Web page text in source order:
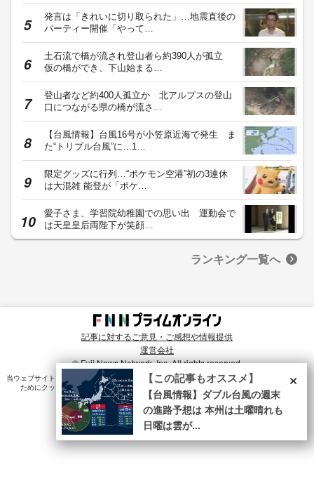
発言は「きれいに切り取られた」…地震直後の
パーティー開催「やって…
土石流で橋が流され登山者ら約390人が孤立
仮の橋ができ、下山始まる…
登山者など約400人孤立か 北アルプスの登山
口につながる県の橋が流さ…
【台風情報】台風16号が小笠原近海で発生 ま
た“トリプル台風”に…1…
限定グッズに行列…“ポケモン空港”初の3連休
は大混雑 能登が「ポケ…
愛子さま、学習院幼稚園での思い出 運動会で
は天皇皇后両陛下が笑顔…
ランキング一覧へ
記事に対するご意見・ご感想や情報提供
運営会社
© Fuji News Network, Inc. All rights reserved.
当ウェブサイトでは、ユーザのニーズ・興味・関⼼に合致したコンテンツや広告配信を提供する
ためにクッキーを使⽤しています。詳細は、
プライバシーポリシー をご確認ください。×
【この記事もオススメ】
【台風情報】ダブル台風の週末
の進路予想は 本州は土曜晴れも
日曜は雲が...